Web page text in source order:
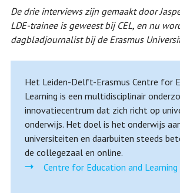
De drie interviews zijn gemaakt door
LDE-trainee is geweest bij CEL, en nu
dagbladjournalist bij de Erasmus
Het Leiden-Delft-Erasmus Centre for
Learning is een multidisciplinair
innovatiecentrum dat zich richt op
onderwijs. Het doel is het onderwijs
universiteiten en daarbuiten steeds
de collegezaal en online.
Centre for Education and Learning